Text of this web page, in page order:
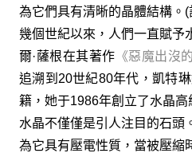
為它們具有清晰的晶體結構。(
幾個世紀以來，人們一直賦予
爾·薩根在其著作 《惡魔出沒
追溯到20世紀80年代，凱特
籍，她于1986年創立了水晶高
水晶不僅僅是引人注目的石頭
為它具有壓電性質，當被壓縮